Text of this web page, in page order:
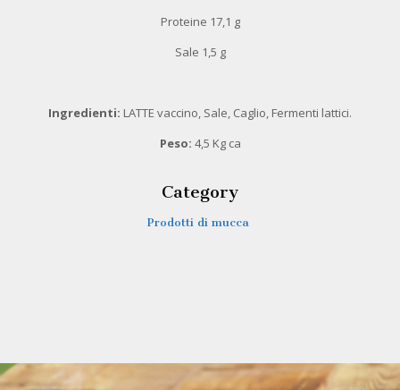
Proteine 17,1 g
Sale 1,5 g
Ingredienti: LATTE vaccino, Sale, Caglio, Fermenti lattici.
Peso: 4,5 Kg ca
Category
Prodotti di mucca